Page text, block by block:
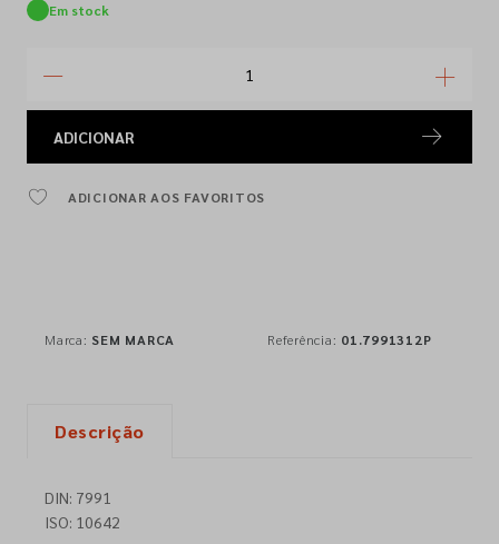
Em stock
ADICIONAR
ADICIONAR AOS FAVORITOS
Marca: SEM MARCA Referência: 01.7991312P
Descrição
DIN: 7991
ISO: 10642